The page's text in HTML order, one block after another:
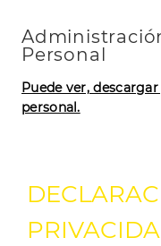
Personal
Puede ver,
personal.